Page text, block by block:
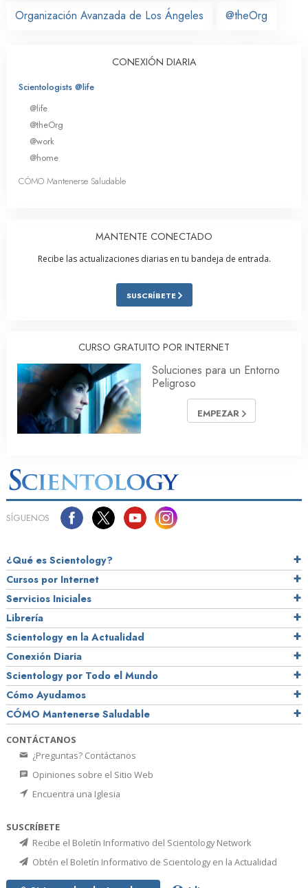
Organización Avanzada de Los Ángeles @theOrg
CONEXIÓN DIARIA
Scientologists @life
@life
@theOrg
@work
@home
CÓMO Mantenerse Saludable
MANTENTE CONECTADO
Recibe las actualizaciones diarias en tu bandeja de entrada.
SUSCRÍBETE
CURSO GRATUITO POR INTERNET
Soluciones para un Entorno
Peligroso
EMPEZAR
SÍGUENOS
¿Qué es Scientology?
Cursos por Internet
Servicios Iniciales
Librería
Scientology en la Actualidad
Conexión Diaria
Scientology por Todo el Mundo
Cómo Ayudamos
CÓMO Mantenerse Saludable
CONTÁCTANOS
¿Preguntas? Contáctanos
Opiniones sobre el Sitio Web
Encuentra una Iglesia
SUSCRÍBETE
Recibe el Boletín Informativo del Scientology Network
Obtén el Boletín Informativo de Scientology en la Actualidad